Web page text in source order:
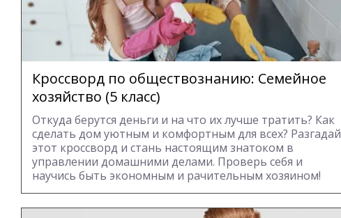
Кроссворд по обществознанию: Семейное
хозяйство (5 класс)
Откуда берутся деньги и на что их лучше тратить? Как
сделать дом уютным и комфортным для всех? Разгадай
этот кроссворд и стань настоящим знатоком в
управлении домашними делами. Проверь себя и
научись быть экономным и рачительным хозяином!